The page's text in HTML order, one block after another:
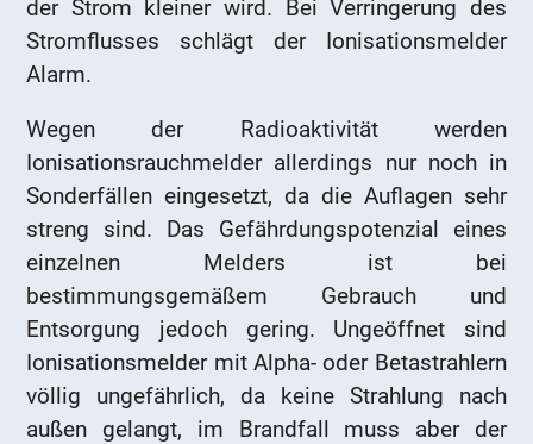
der Strom kleiner wird. Bei Verringerung des
Stromflusses schlägt der Ionisationsmelder
Alarm.
Wegen der Radioaktivität werden
Ionisationsrauchmelder allerdings nur noch in
Sonderfällen eingesetzt, da die Auflagen sehr
streng sind. Das Gefährdungspotenzial eines
einzelnen Melders ist bei
bestimmungsgemäßem Gebrauch und
Entsorgung jedoch gering. Ungeöffnet sind
Ionisationsmelder mit Alpha- oder Betastrahlern
völlig ungefährlich, da keine Strahlung nach
außen gelangt, im Brandfall muss aber der